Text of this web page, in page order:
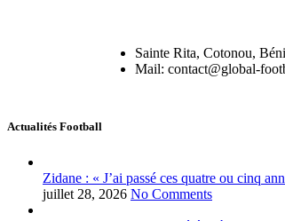
Sainte Rita, Cotonou,
Mail: contact@global-
Actualités Football
Zidane : « J’ai passé ces quatre ou cinq
juillet 28, 2026 No Comments